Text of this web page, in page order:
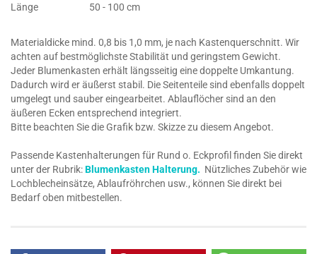
Länge
50 - 100 cm
Materialdicke mind. 0,8 bis 1,0 mm, je nach Kastenquerschnitt. Wir
achten auf bestmöglichste Stabilität und geringstem Gewicht.
Jeder Blumenkasten erhält längsseitig eine doppelte Umkantung.
Dadurch wird er äußerst stabil. Die Seitenteile sind ebenfalls doppelt
umgelegt und sauber eingearbeitet. Ablauflöcher sind an den
äußeren Ecken entsprechend integriert.
Bitte beachten Sie die Grafik bzw. Skizze zu diesem Angebot.
Passende Kastenhalterungen für Rund o. Eckprofil finden Sie direkt
unter der Rubrik:Blumenkasten Halterung. Nützliches Zubehör wie
Lochblecheinsätze, Ablaufröhrchen usw., können Sie direkt bei
Bedarf oben mitbestellen.